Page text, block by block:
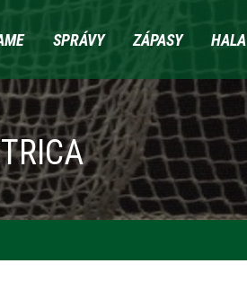
SPRÁVY ZÁPASY HALA